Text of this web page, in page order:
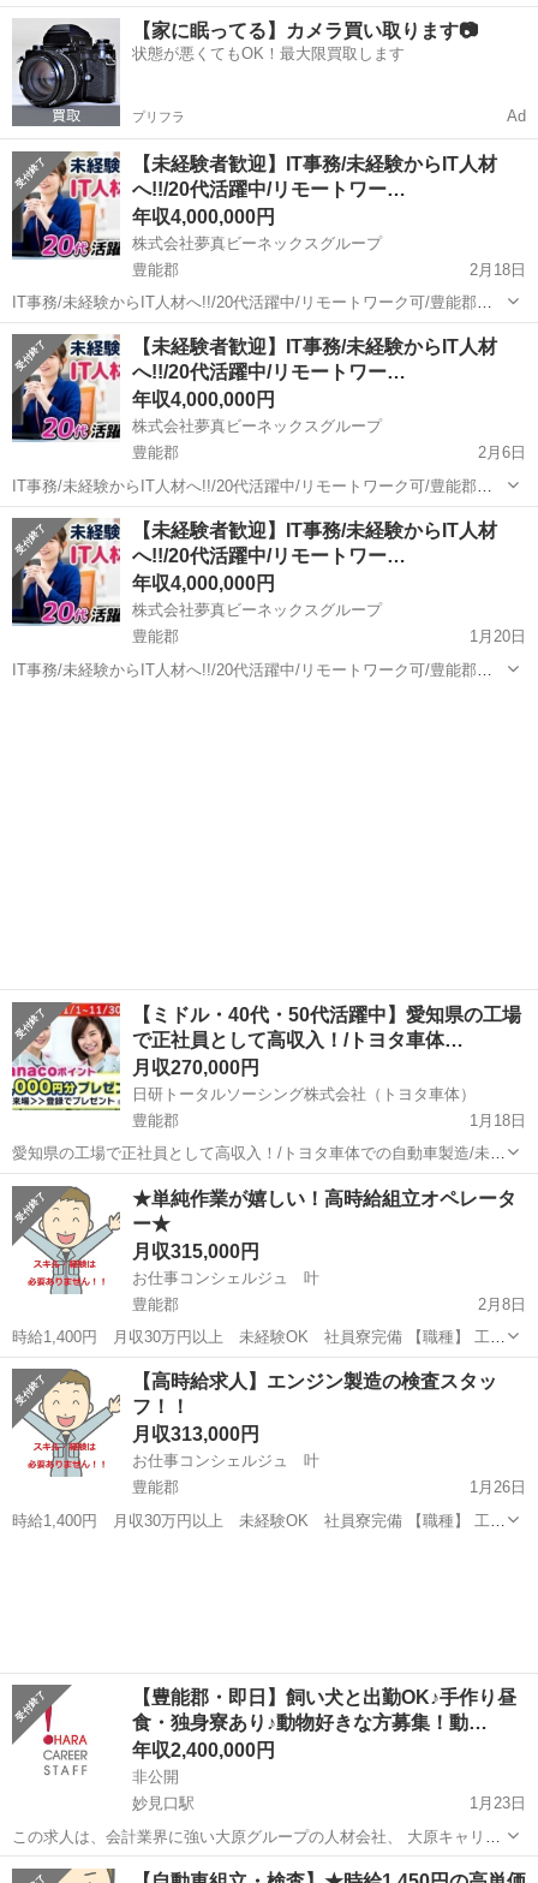
イント★ □日勤専属のお仕事をお探しの方 □駅から無料送迎バスあり
□重量物は取り扱いません □残業はほぼありません♪
――――――――――...
大阪 豊能郡 工場 住み込み
【家に眠ってる】カメラ買い取ります📷
状態が悪くてもOK！最大限買取します
プリフラ Ad
【未経験者歓迎】IT事務/未経験からIT人材
へ!!/20代活躍中/リモートワー…
年収4,000,000円
株式会社夢真ビーネックスグループ
豊能郡
2月18日
IT事務/未経験からIT人材へ!!/20代活躍中/リモートワーク可/豊能郡豊
能町 【応募先企業名】株式会社夢真ビーネックスグループ 【雇用形
態】正社員 【職種】一般事務 【応募資格】 ・仕事内容欄【求める人
材/能力】をご参...
大阪 豊能郡 一般事務 リモートワーク
【未経験者歓迎】IT事務/未経験からIT人材
へ!!/20代活躍中/リモートワー…
年収4,000,000円
株式会社夢真ビーネックスグループ
豊能郡
2月6日
IT事務/未経験からIT人材へ!!/20代活躍中/リモートワーク可/豊能郡能
勢町 【応募先企業名】株式会社夢真ビーネックスグループ 【雇用形
態】正社員 【職種】一般事務 【応募資格】 ・仕事内容欄【求める人
材/能力】をご参...
大阪 豊能郡 一般事務 リモートワーク
【未経験者歓迎】IT事務/未経験からIT人材
へ!!/20代活躍中/リモートワー…
年収4,000,000円
株式会社夢真ビーネックスグループ
豊能郡
1月20日
IT事務/未経験からIT人材へ!!/20代活躍中/リモートワーク可/豊能郡豊
【ミドル・40代・50代活躍中】愛知県の工場
で正社員として高収入！/トヨタ車体…
月収270,000円
日研トータルソーシング株式会社（トヨタ車体）
豊能郡
1月18日
愛知県の工場で正社員として高収入！/トヨタ車体での自動車製造/未経
験OK寮費無料 【応募先企業名】日研トータルソーシング株式会社
（トヨタ車体） 【雇用形態】正社員 【職種】軽作業 【応募資格】 ・
仕事内容欄【求める人材/能...
大阪 工場 40代
★単純作業が嬉しい！高時給組立オペレータ
ー★
月収315,000円
お仕事コンシェルジュ 叶
豊能郡
2月8日
時給1,400円 月収30万円以上 未経験OK 社員寮完備 【職種】 工
場・軽作業 【雇用形態】 派遣社員・契約社員 【仕事内容】 電気部品
の組立オペレーター 工場内で簡単な組立て作業に従事して頂き...
大阪 その他 オペレーター
【高時給求人】エンジン製造の検査スタッ
フ！！
月収313,000円
お仕事コンシェルジュ 叶
豊能郡
1月26日
時給1,400円 月収30万円以上 未経験OK 社員寮完備 【職種】 工
【豊能郡・即日】飼い犬と出勤OK♪手作り昼
食・独身寮あり♪動物好きな方募集！動…
年収2,400,000円
非公開
妙見口駅
1月23日
この求人は、会計業界に強い大原グループの人材会社、 大原キャリア
スタッフがご紹介しております★ 【雇用形態】 正社員 【業
大阪 豊能郡 妙見口駅 経理 動物